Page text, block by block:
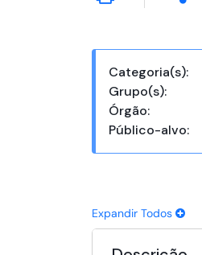
Categoria(s):
Grupo(s):
Órgão:
Público-alvo:
Expandir Todos